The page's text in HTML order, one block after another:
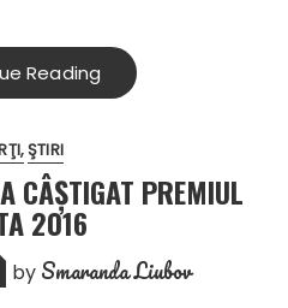
Reading
ŞTIRI
CÂȘTIGAT PREMIUL
2016
by Smaranda Liubov